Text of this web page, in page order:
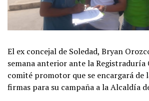
El ex concejal de Soledad, Bryan
semana anterior ante la Registraduría
comité promotor que se encargará de
firmas para su campaña a la Alcaldía